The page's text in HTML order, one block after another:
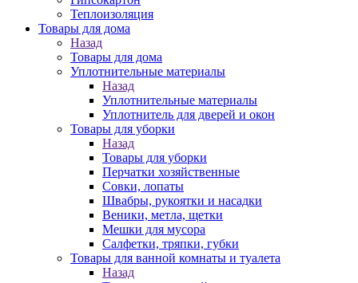
Теплоизоляция
Товары для дома
Назад
Товары для дома
Уплотнительные материалы
Назад
Уплотнительные материалы
Уплотнитель для дверей и окон
Товары для уборки
Назад
Товары для уборки
Перчатки хозяйственные
Совки, лопаты
Швабры, рукоятки и насадки
Веники, метла, щетки
Мешки для мусора
Салфетки, тряпки, губки
Товары для ванной комнаты и туалета
Назад